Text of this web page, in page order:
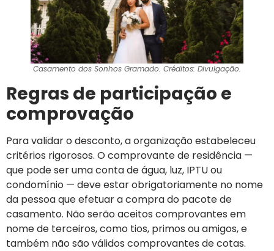
Casamento dos Sonhos Gramado. Créditos: Divulgação.
Regras de participação e
comprovação
Para validar o desconto, a organização estabeleceu
critérios rigorosos. O comprovante de residência —
que pode ser uma conta de água, luz, IPTU ou
condomínio — deve estar obrigatoriamente no nome
da pessoa que efetuar a compra do pacote de
casamento. Não serão aceitos comprovantes em
nome de terceiros, como tios, primos ou amigos, e
também não são válidos comprovantes de cotas.